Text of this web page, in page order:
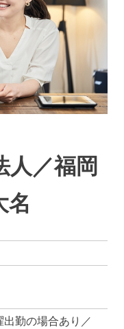
／福岡
名
勤の場合あり／